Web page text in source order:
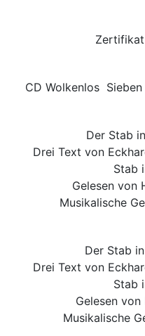
CD Wolkenlos
Der Stab
Drei Text von
Stab
Gelesen von
Musikalische
Der Stab
Drei Text von
Stab
Gelesen
Musikalische